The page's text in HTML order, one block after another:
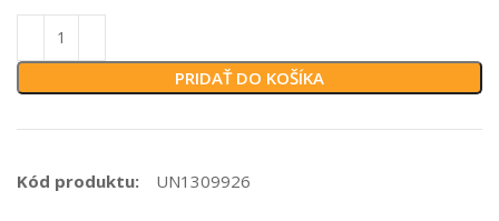
PRIDAŤ DO KOŠÍKA
Kód produktu: UN1309926